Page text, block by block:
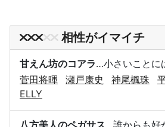
相性がイマイチ
甘えん坊のコアラ…小さいことに
菅田将暉
瀬戸康史 神尾楓珠
ELLY
八方美人のペガサス …誰からも好